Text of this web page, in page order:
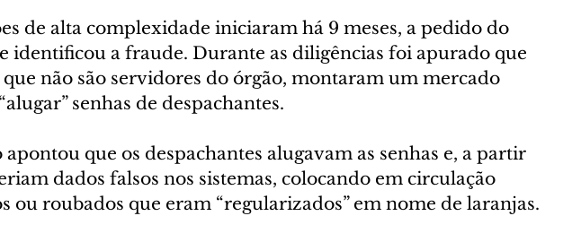
de alta complexidade iniciaram há 9 meses, a pedido do
identificou a fraude. Durante as diligências foi apurado que
não são servidores do órgão, montaram um mercado
senhas de despachantes.
apontou que os despachantes alugavam as senhas e, a partir
dados falsos nos sistemas, colocando em circulação
ou roubados que eram “regularizados” em nome de laranjas.